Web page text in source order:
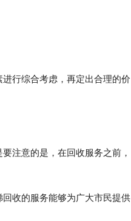
行综合考虑，再定出合理的价
注意的是，在回收服务之前，
收的服务能够为广大市民提供